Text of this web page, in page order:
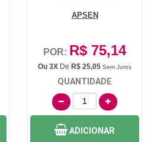
APSEN
POR: R$ 75,14
Ou 3X De R$ 25,05 Sem Juros
QUANTIDADE
ADICIONAR